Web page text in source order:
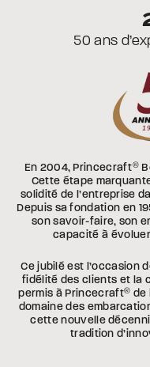
50 ans
En 2004, Princecraft®
Cette étape
solidité de l’entreprise
Depuis sa fondation en
son savoir-faire, son
capacité à
Ce jubilé est l’occasion
fidélité des clients et la
permis à Princecraft® de
domaine des
cette nouvelle
tradition